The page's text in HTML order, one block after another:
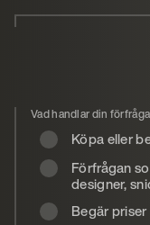
Vad handlar din
Köpa eller
Förfrågan
designer,
Begär